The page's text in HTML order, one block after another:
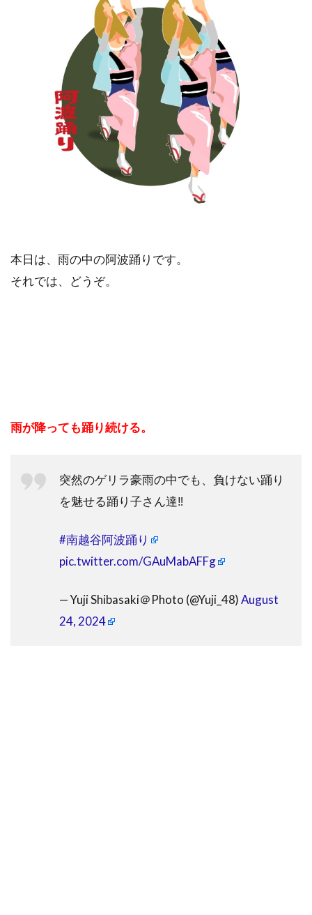
本日は、雨の中の阿波踊りです。
それでは、どうぞ。
雨が降っても踊り続ける。
突然のゲリラ豪雨の中でも、負けない踊り
を魅せる踊り子さん達‼️
#南越谷阿波踊り
pic.twitter.com/GAuMabAFFg
— Yuji Shibasaki＠Photo (@Yuji_48)August
24, 2024